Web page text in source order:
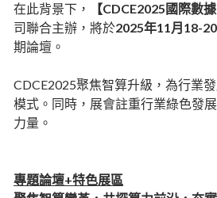
在此背景下， 【CDCE2025國際數
司聯合主辦，將於2025年11月18-
期論壇。
CDCE2025聚焦智算升級，為行業
模式。同時，展會註重行業綠色發
力量。
專題論壇+特色展區